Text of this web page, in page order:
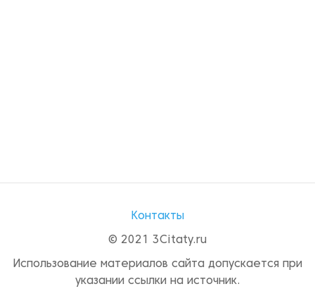
Контакты
© 2021 3Citaty.ru
Использование материалов сайта допускается при
указании ссылки на источник.